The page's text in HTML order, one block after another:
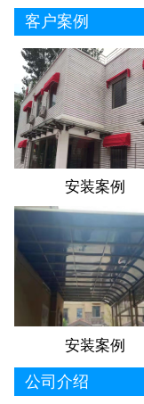
客户案例
安装案例
安装案例
公司介绍